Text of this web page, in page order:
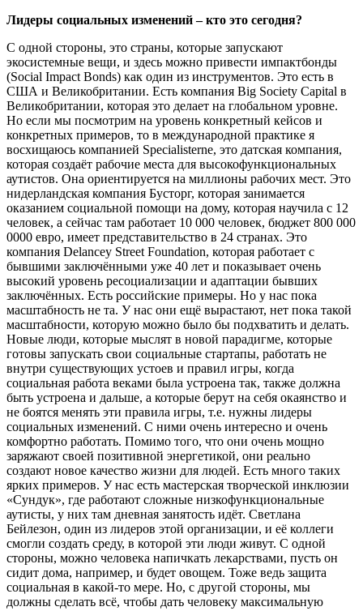
Лидеры социальных изменений – кто это сегодня?
С одной стороны, это страны, которые запускают
экосистемные вещи, и здесь можно привести импактбонды
(Social Impact Bonds) как один из инструментов. Это есть в
США и Великобритании. Есть компания Big Society Capital в
Великобритании, которая это делает на глобальном уровне.
Но если мы посмотрим на уровень конкретный кейсов и
конкретных примеров, то в международной практике я
восхищаюсь компанией Specialisterne, это датская компания,
которая создаёт рабочие места для высокофункциональных
аутистов. Она ориентируется на миллионы рабочих мест. Это
нидерландская компания Бусторг, которая занимается
оказанием социальной помощи на дому, которая научила с 12
человек, а сейчас там работает 10 000 человек, бюджет 800 000
0000 евро, имеет представительство в 24 странах. Это
компания Delancey Street Foundation, которая работает с
бывшими заключёнными уже 40 лет и показывает очень
высокий уровень ресоциализации и адаптации бывших
заключённых. Есть российские примеры. Но у нас пока
масштабность не та. У нас они ещё вырастают, нет пока такой
масштабности, которую можно было бы подхватить и делать.
Новые люди, которые мыслят в новой парадигме, которые
готовы запускать свои социальные стартапы, работать не
внутри существующих устоев и правил игры, когда
социальная работа веками была устроена так, также должна
быть устроена и дальше, а которые берут на себя окаянство и
не боятся менять эти правила игры, т.е. нужны лидеры
социальных изменений. С ними очень интересно и очень
комфортно работать. Помимо того, что они очень мощно
заряжают своей позитивной энергетикой, они реально
создают новое качество жизни для людей. Есть много таких
ярких примеров. У нас есть мастерская творческой инклюзии
«Сундук», где работают сложные низкофункциональные
аутисты, у них там дневная занятость идёт. Светлана
Бейлезон, один из лидеров этой организации, и её коллеги
смогли создать среду, в которой эти люди живут. С одной
стороны, можно человека напичкать лекарствами, пусть он
сидит дома, например, и будет овощем. Тоже ведь защита
социальная в какой-то мере. Но, с другой стороны, мы
должны сделать всё, чтобы дать человеку максимальную